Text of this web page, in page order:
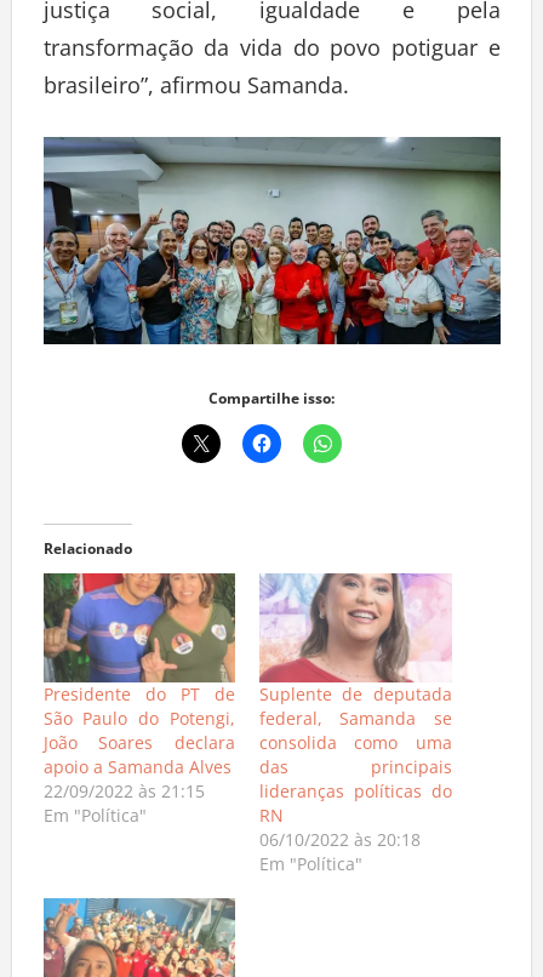
justiça social, igualdade e pela
transformação da vida do povo potiguar e
brasileiro”, afirmou Samanda.
Compartilhe isso:
Relacionado
Presidente do PT de
São Paulo do Potengi,
João Soares declara
apoio a Samanda Alves
22/09/2022 às 21:15
Em "Política"
Suplente de deputada
federal, Samanda se
consolida como uma
das principais
lideranças políticas do
RN
06/10/2022 às 20:18
Em "Política"